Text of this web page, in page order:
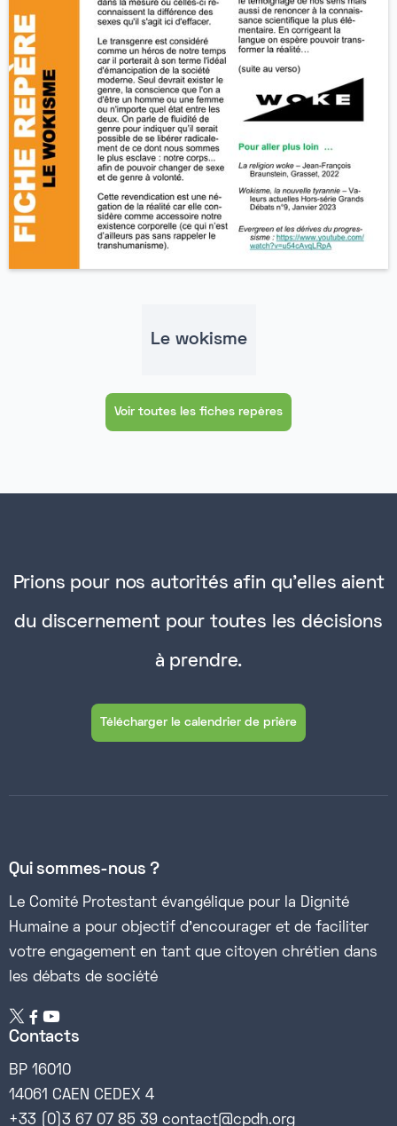
Le wokisme
Voir toutes les fiches repères
Prions pour nos autorités afin qu'elles aient
du discernement pour toutes les décisions
à prendre.
Télécharger le calendrier de prière
Qui sommes-nous ?
Le Comité Protestant évangélique pour la Dignité
Humaine a pour objectif d’encourager et de faciliter
votre engagement en tant que citoyen chrétien dans
les débats de société
 
Contacts
BP 16010
14061 CAEN CEDEX 4
+33 (0)3 67 07 85 39 contact@cpdh.org